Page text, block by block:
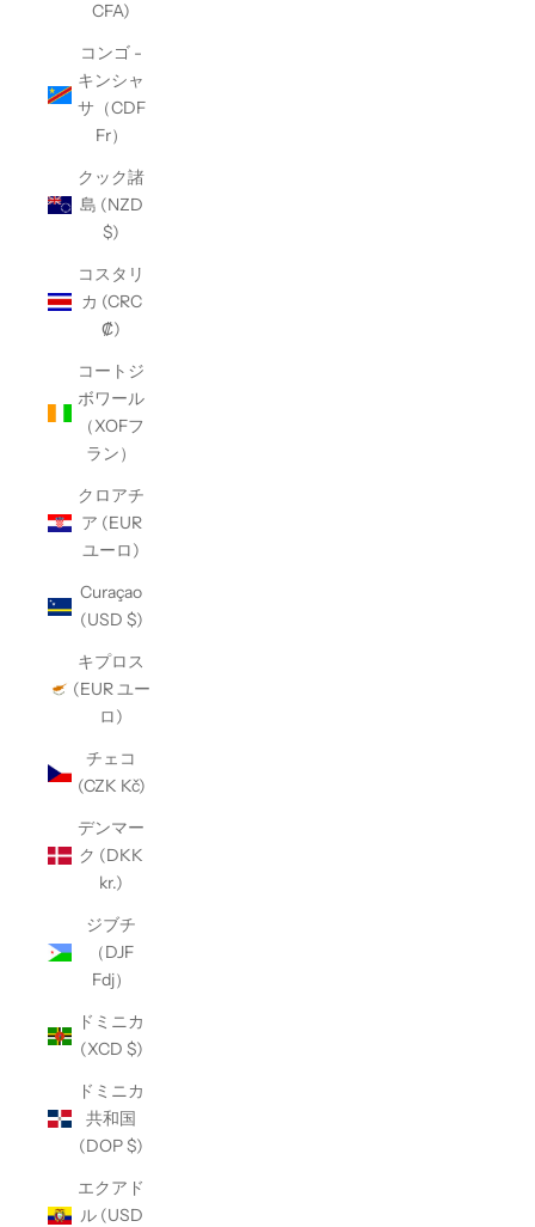
CFA)
コンゴ -
キンシャ
サ（CDF
Fr）
クック諸
島 (NZD
$)
コスタリ
カ (CRC
₡)
コートジ
ボワール
（XOFフ
ラン）
クロアチ
ア (EUR
ユーロ)
Curaçao
(USD $)
キプロス
(EUR ユー
ロ)
チェコ
(CZK Kč)
デンマー
ク (DKK
kr.)
ジブチ
（DJF
Fdj）
ドミニカ
(XCD $)
ドミニカ
共和国
(DOP $)
エクアド
ル (USD